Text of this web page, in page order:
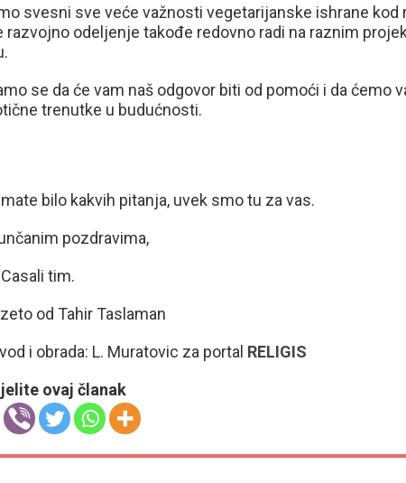
svesni sve veće važnosti vegetarijanske ishrane kod
razvojno odeljenje takođe redovno radi na raznim
se da će vam naš odgovor biti od pomoći i da ćemo
trenutke u budućnosti.
bilo kakvih pitanja, uvek smo tu za vas.
pozdravima,
tim.
od Tahir Taslaman
i obrada: L. Muratovic za portal RELIGIS
ovaj članak